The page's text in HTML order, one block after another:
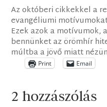
Az októberi cikkekkel a
evangéliumi
Ezek azok a motívumok,
bennünket az örömhír
múltba a jövő miatt
Print Email
2 hozzászólás